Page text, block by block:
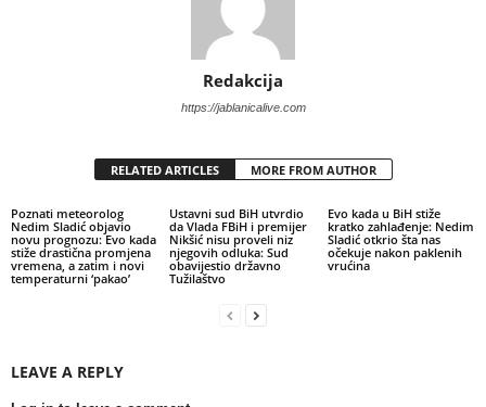
Redakcija
https://jablanicalive.com
RELATED ARTICLES MORE FROM AUTHOR
Poznati meteorolog
Nedim Sladić objavio
novu prognozu: Evo kada
stiže drastična promjena
vremena, a zatim i novi
temperaturni ‘pakao’
Ustavni sud BiH utvrdio
da Vlada FBiH i premijer
Nikšić nisu proveli niz
njegovih odluka: Sud
obavijestio državno
Tužilaštvo
Evo kada u BiH stiže
kratko zahlađenje: Nedim
Sladić otkrio šta nas
očekuje nakon paklenih
vrućina
LEAVE A REPLY